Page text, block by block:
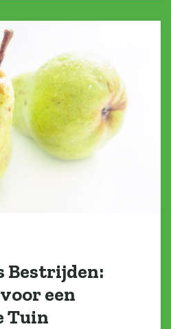
Bestrijden:
een
Tuin